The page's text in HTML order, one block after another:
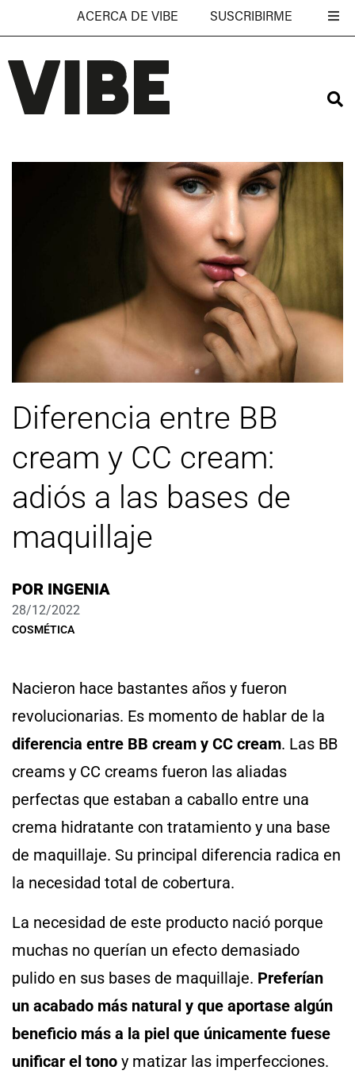
ACERCA DE VIBE SUSCRIBIRME
Diferencia entre BB
cream y CC cream:
adiós a las bases de
maquillaje
POR INGENIA
28/12/2022
COSMÉTICA
Nacieron hace bastantes años y fueron
revolucionarias. Es momento de hablar de la
diferencia entre BB cream y CC cream. Las BB
creams y CC creams fueron las aliadas
perfectas que estaban a caballo entre una
crema hidratante con tratamiento y una base
de maquillaje. Su principal diferencia radica en
la necesidad total de cobertura.
La necesidad de este producto nació porque
muchas no querían un efecto demasiado
pulido en sus bases de maquillaje. Preferían
un acabado más natural y que aportase algún
beneficio más a la piel que únicamente fuese
unificar el tono y matizar las imperfecciones.